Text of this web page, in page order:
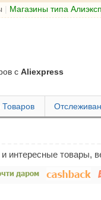
| Магазины типа
с Aliexpress
интересные товары,